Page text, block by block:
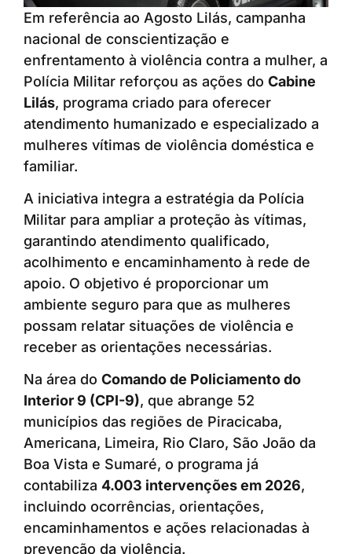
Em referência ao Agosto Lilás, campanha
nacional de conscientização e
enfrentamento à violência contra a mulher, a
Polícia Militar reforçou as ações do Cabine
Lilás, programa criado para oferecer
atendimento humanizado e especializado a
mulheres vítimas de violência doméstica e
familiar.
A iniciativa integra a estratégia da Polícia
Militar para ampliar a proteção às vítimas,
garantindo atendimento qualificado,
acolhimento e encaminhamento à rede de
apoio. O objetivo é proporcionar um
ambiente seguro para que as mulheres
possam relatar situações de violência e
receber as orientações necessárias.
Na área do Comando de Policiamento do
Interior 9 (CPI-9), que abrange 52
municípios das regiões de Piracicaba,
Americana, Limeira, Rio Claro, São João da
Boa Vista e Sumaré, o programa já
contabiliza 4.003 intervenções em 2026,
incluindo ocorrências, orientações,
encaminhamentos e ações relacionadas à
prevenção da violência.